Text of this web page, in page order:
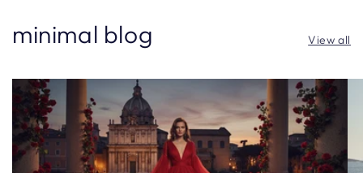
minimal blog View all